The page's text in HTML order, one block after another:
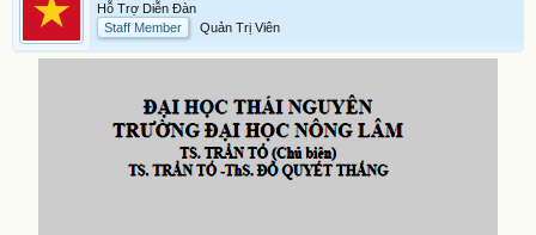
Hỗ Trợ Diễn Đàn
Staff Member
Quản Trị Viên